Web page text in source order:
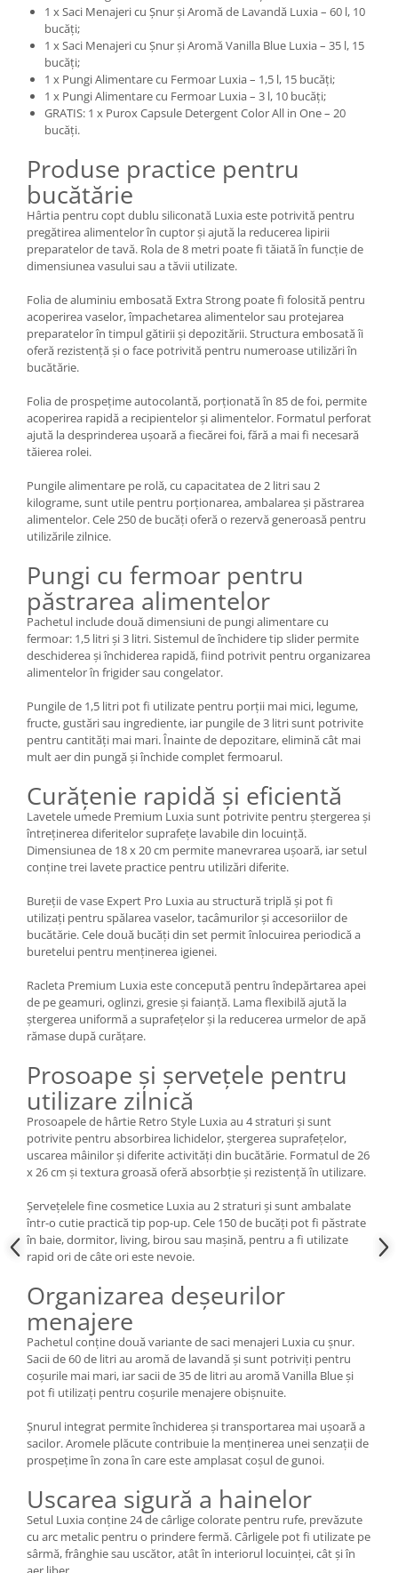
1 x Saci Menajeri cu Șnur și Aromă de Lavandă Luxia – 60 l, 10
bucăți;
1 x Saci Menajeri cu Șnur și Aromă Vanilla Blue Luxia – 35 l, 15
bucăți;
1 x Pungi Alimentare cu Fermoar Luxia – 1,5 l, 15 bucăți;
1 x Pungi Alimentare cu Fermoar Luxia – 3 l, 10 bucăți;
GRATIS: 1 x Purox Capsule Detergent Color All in One – 20
bucăți.
Produse practice pentru
bucătărie
Hârtia pentru copt dublu siliconată Luxia este potrivită pentru
pregătirea alimentelor în cuptor și ajută la reducerea lipirii
preparatelor de tavă. Rola de 8 metri poate fi tăiată în funcție de
dimensiunea vasului sau a tăvii utilizate.
Folia de aluminiu embosată Extra Strong poate fi folosită pentru
acoperirea vaselor, împachetarea alimentelor sau protejarea
preparatelor în timpul gătirii și depozitării. Structura embosată îi
oferă rezistență și o face potrivită pentru numeroase utilizări în
bucătărie.
Folia de prospețime autocolantă, porționată în 85 de foi, permite
acoperirea rapidă a recipientelor și alimentelor. Formatul perforat
ajută la desprinderea ușoară a fiecărei foi, fără a mai fi necesară
tăierea rolei.
Pungile alimentare pe rolă, cu capacitatea de 2 litri sau 2
kilograme, sunt utile pentru porționarea, ambalarea și păstrarea
alimentelor. Cele 250 de bucăți oferă o rezervă generoasă pentru
utilizările zilnice.
Pungi cu fermoar pentru
păstrarea alimentelor
Pachetul include două dimensiuni de pungi alimentare cu
fermoar: 1,5 litri și 3 litri. Sistemul de închidere tip slider permite
deschiderea și închiderea rapidă, fiind potrivit pentru organizarea
alimentelor în frigider sau congelator.
Pungile de 1,5 litri pot fi utilizate pentru porții mai mici, legume,
fructe, gustări sau ingrediente, iar pungile de 3 litri sunt potrivite
pentru cantități mai mari. Înainte de depozitare, elimină cât mai
mult aer din pungă și închide complet fermoarul.
Curățenie rapidă și eficientă
Lavetele umede Premium Luxia sunt potrivite pentru ștergerea și
întreținerea diferitelor suprafețe lavabile din locuință.
Dimensiunea de 18 x 20 cm permite manevrarea ușoară, iar setul
conține trei lavete practice pentru utilizări diferite.
Bureții de vase Expert Pro Luxia au structură triplă și pot fi
utilizați pentru spălarea vaselor, tacâmurilor și accesoriilor de
bucătărie. Cele două bucăți din set permit înlocuirea periodică a
buretelui pentru menținerea igienei.
Racleta Premium Luxia este concepută pentru îndepărtarea apei
de pe geamuri, oglinzi, gresie și faianță. Lama flexibilă ajută la
ștergerea uniformă a suprafețelor și la reducerea urmelor de apă
rămase după curățare.
Prosoape și șervețele pentru
utilizare zilnică
Prosoapele de hârtie Retro Style Luxia au 4 straturi și sunt
potrivite pentru absorbirea lichidelor, ștergerea suprafețelor,
uscarea mâinilor și diferite activități din bucătărie. Formatul de 26
x 26 cm și textura groasă oferă absorbție și rezistență în utilizare.
Șervețelele fine cosmetice Luxia au 2 straturi și sunt ambalate
într-o cutie practică tip pop-up. Cele 150 de bucăți pot fi păstrate
în baie, dormitor, living, birou sau mașină, pentru a fi utilizate
rapid ori de câte ori este nevoie.
Organizarea deșeurilor
menajere
Pachetul conține două variante de saci menajeri Luxia cu șnur.
Sacii de 60 de litri au aromă de lavandă și sunt potriviți pentru
coșurile mai mari, iar sacii de 35 de litri au aromă Vanilla Blue și
pot fi utilizați pentru coșurile menajere obișnuite.
Șnurul integrat permite închiderea și transportarea mai ușoară a
sacilor. Aromele plăcute contribuie la menținerea unei senzații de
prospețime în zona în care este amplasat coșul de gunoi.
Uscarea sigură a hainelor
Setul Luxia conține 24 de cârlige colorate pentru rufe, prevăzute
cu arc metalic pentru o prindere fermă. Cârligele pot fi utilizate pe
sârmă, frânghie sau uscător, atât în interiorul locuinței, cât și în